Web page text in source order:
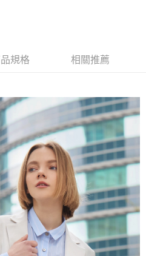
、不需儲值。
，即可結帳。
付」後，將跳轉至「AFTEE先享後付」
後，即可完成結帳。
通知簡訊。
擊此簡訊中的連結，可透過四大超商／
款，方視為交易完成。
刻繳費，但若您需要取消訂單，請聯絡
之訂單仍視為有效，需透過AFTEE先享
付 」之結帳頁面顯示為準，若有關於
等相關疑問，請聯繫「AFTEE先享後付
support/home
供之「AFTEE先享後付」服務完成之交
上)免運費
上)免運費
上)免運費
上)免運費
規格 相關推薦